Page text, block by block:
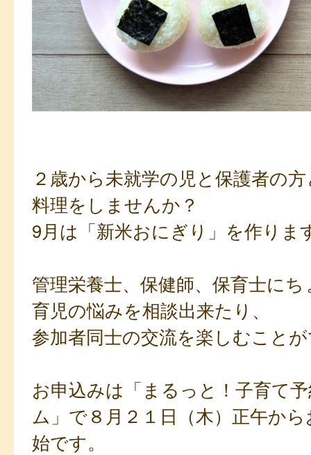
２歳から未就学の児と保護者の
料理をしませんか？
9月は「新米おにぎり」を作りま
管理栄養士、保健師、保育士に
育児の悩みを相談出来たり、
参加者同士の交流を楽しむこと
お申込みは「まるっと！子育て
ム」で８月２１日（木）正午か
始です。